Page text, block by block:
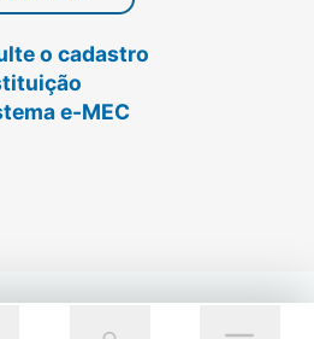
o cadastro
e-MEC